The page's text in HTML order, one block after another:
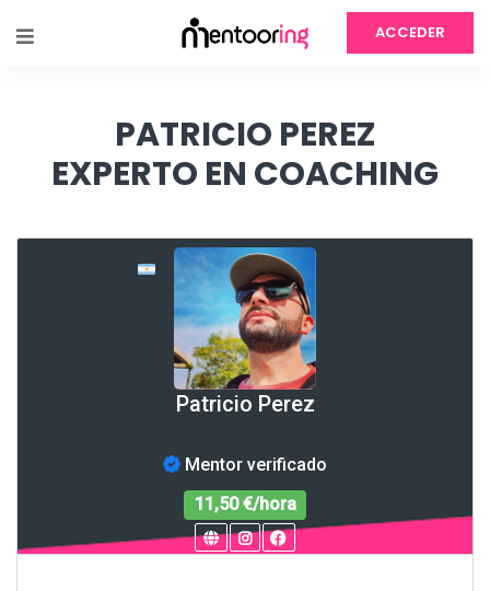
ACCEDER
PATRICIO PEREZ
EXPERTO EN COACHING
Patricio Perez
Mentor verificado
11,50 €/hora